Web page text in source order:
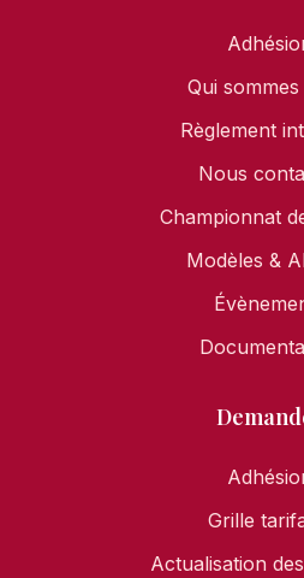
Qui
Règlement
Nous
Championnat
Modèles &
Grille
Actualisation